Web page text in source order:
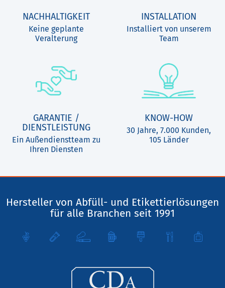
NACHHALTIGKEIT
Keine geplante
Veralterung
INSTALLATION
Installiert von unserem
Team
GARANTIE /
DIENSTLEISTUNG
Ein Außendienstteam zu
Ihren Diensten
KNOW-HOW
30 Jahre, 7.000 Kunden,
105 Länder
Hersteller von Abfüll- und Etikettierlösungen
für alle Branchen seit 1991